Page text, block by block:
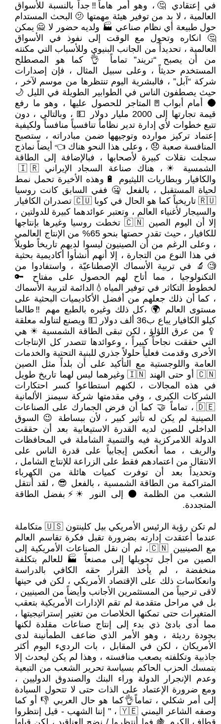
في إعتقادي 🤔، وهو أمر هاماً‼جداً بالنسبة للأسواق
العالمية ، لا بد من توفير هيئة مهمتها 🫤 البحث المستدام
حول طبيعة أي نظام صناعي 🏭 ولديه حضور لا 🙅 يمكن
🤔 انكاره وتحول مع الوقت إلى نفوذ في الأسواق
العالمية ، تحديداً من الجانب البنيوي وللأسباب التي مكنته
من أن يصبح “تريند” تماماً 👌 كما هو المصطلح
المستخدم حديثاً ، وعلى سبيل المثال ، فإن إصدارات
شركة “آبل” ، فالبشرية اليوم تنتظرها من موسم لآخر ،
حيث يصطفون الناس في الطوابير الطويلة في الليل 🌙
🌑 أمام أبواب🚪المتاجر للحصول عليها ، وهو ما رفع
قيمة تجارتها إلى 2000 مليار دولار 💵 ، وبالتالي ، دون
تتبع خطوات لأي إدارة تدير نظاماً تنافسياً منافساً ولكيفية
إعتماد تركيز موارده وتوجيهها ضمن مبادراته ، ستصبح
المنافسة صعبة 😞 ، وعلى هذا النحو هناك 👈 أيضاً نماذج
سجلت نقلات كبيرة لأصحابها ، فبالإضافة إلى الطاقة
الشمسية ☀، هناك صناعة السجاد الإيراني 🇮🇷
والكافيار وبطاريات الليثيوم 🔋وهذه الأخيرة تحمل نمط
لحياة المستقبل ، بالفعل 🤐 ففي السابق كانت روسيا
🇷🇺 تاريخياً كما هو الحال في كوبا 🇨🇺 تصدران الكافيار
والسيجار لأغنياء العالم ، وتعتبر عوائدهما كبيرة للدولتين ،
إلا أن اليوم الصين 🇨🇳 تخطت روسيا وغيرها بإنتاجها
للكافيار ، حيث تقدر حصتها بنحو 65% من الإنتاج العالمي
، وعلى الرغم من أن الصينيون ليسوا لديهم تاريخاً طويلاً
في هذا النوع من التجارة ، إلا أنهم أنشأوا أكاديمية بحثية
🧐🔬 في تربية الأسماك الإصطناعيّة ، واستفادوا من
التكنولوجيا ، مما أتاح لهم الحصول على مفتاح 🔑
لخطوط التكاثر في توفير المياه💧الدائمة لتربية الأسماك
، كما أن ذلك جعلهم من أفضل الأكاديميات البحثية على
مستوى العالم 🌍 ،كل ذلك وغيره بالطبع مهم ‼طالما
كيلو الكافيار يباع ب36 ألف دولار 💵 ويصنع لتناوله معلقة
🥄 من عرق اللؤلؤ ، لكن تبقى الطاقة الشمسية ☀ هي
التي حققت نجاحاً كبيراً ، وعوائدها تتصدر كل الإنتاجات
الأخرى وقدمت فعلياً حلولاً جذري للبنية التحتية والخدمات
العامة واللوجستية مع التأكيد على أن بلداً مثل الصين
🇨🇳 أو حتى الهند 🇮🇳 وغيرهما ليس لهما تاريخ طويل
في هذه المجالات ، لكنهم استطاعوا كسر احتكارات
الشركات الكبرى ، وفي مقدمتها شركة سيمنز الألمانية
🇩🇪 ، تماماً 🤝 كما أن فرض الجمارك على الصناعات
الصينية لم يكن له تأثير كبير ، لأن ببساطة 😉 السوق
الداخلي للصين لديه القدرة الاستيعابية بعد أن حققت
الدولة اللامركزية فيه والتنمية الشاملة في المحافظات
والريف ، مما أنعكس إيجابياً على قدرة الناس على
الانتقال من اعتمادهم فقط على الزراعة للإنتاج الشامل ،
وتحديداً بعد أن توفرت كميات هائلة من الكهرباء
المتراكمة من الطاقة الشمسية ، بالفعل 😎 ، لقد أنتقل
الشعب من الظلمة 🌑 إلى النور ☀⚡بفضل الطاقة
المتجددة.
لم تكن رؤية الرئيس الأمريكي بيل كلينتون 🇺🇸 متكاملة
عندما أعتقدت إدارته بضرورة تقبل فكرة تقاسم العالم
مع الصينيين 🇨🇳، ثم أن نقل الصناعات الأمريكية إلى
الصين من أجل تحويلها إلى مصنعاً 🏭 للعالم بتكلفة
منخفضة ، لم يأخذ القرار حقه الكافي بالدراسة
وانعكاسات ذلك على الإقتصاد الأمريكي ، لكن في حينها
لاقى ترحيباً من المستثمرين الأجانب وأيضاً من الصينيين ،
بل في مراحل متقدمة لم تقم الإدارات الأمريكية بتعقب
المتغيرات حتى تمكنها الخلاصات من تغتير إستراتيجيتها ،
مما أدى بادئ ذي بدء إلى إنتاج صناعات مقلدة لكنها
بجودة رديئة ، وهو الأمر الذي ضاعف الطمأنينة لدى
الأمريكان ، لكن في المقابل ، بات الرديء اليوم أكثر
جاذبية وتكلفته يصعب منافسته ، وهذا لم يكن ليحدث إلا
بتمسك الحزب الحاكم بسياسة تحرير الشعب من التبعية
وعدم الإنجرار الدولة وراء البنك والصندوق الدوليين ،
ومع ضرورة الإعتماد على الذات حتى لا تتحول السيادة
إلى أمر شكلي ، تماماً👌كما هو حال العربي 👎 أو كما
وصفه الشاعر اليمني 🇾🇪 ، " إننا الشهب - قيل إنتظروا